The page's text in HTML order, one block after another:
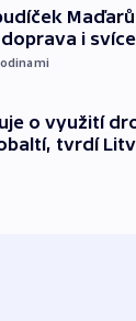
i
o využití
tvrdí